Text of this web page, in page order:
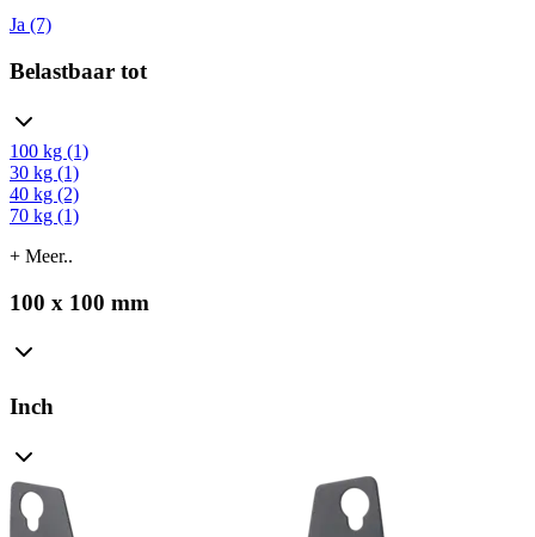
Ja (7)
Belastbaar tot
100 kg (1)
30 kg (1)
40 kg (2)
70 kg (1)
+ Meer..
100 x 100 mm
Inch